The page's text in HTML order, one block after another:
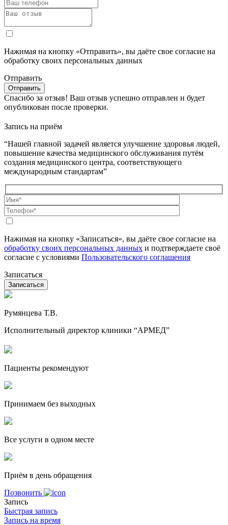
Нажимая на кнопку «Отправить», вы даёте свое согласие на
обработку своих персональных данных
Отправить
Спасибо за отзыв! Ваш отзыв успешно отправлен и будет
опубликован после проверки.
Запись на приём
“Нашей главной задачей является улучшение здоровья людей,
повышение качества медицинского обслуживания путём
создания медицинского центра, соответствующего
международным стандартам”
Нажимая на кнопку «Записаться», вы даёте свое согласие на
обработку своих персональных данных и подтверждаете своё
согласие с условиями Пользовательского соглашения
Записаться
Румянцева Т.В.
Исполнительный директор клиники “АРМЕД”
Пациенты рекомендуют
Принимаем без выходных
Все услуги в одном месте
Приём в день обращения
Позвонить
Запись
Быстрая запись
Запись на время